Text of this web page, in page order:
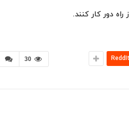
دور کار کنند.
30 ReddIt